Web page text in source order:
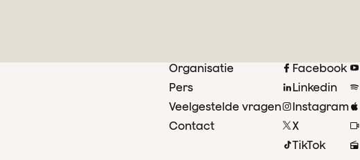
Organisatie
Pers
Veelgestelde vragen
Contact
Facebook
Linkedin
Instagram
X
TikTok